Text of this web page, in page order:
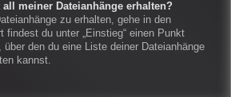
meiner Dateianhänge erhalten?
zu erhalten, gehe in den
findest du unter „Einstieg“ einen Punkt
über den du eine Liste deiner Dateianhänge
kannst.